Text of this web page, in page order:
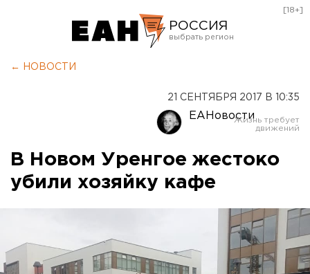
РОССИЯ
Оренбург
[18+]
← НОВОСТИ
21 СЕНТЯБРЯ 2017 В 10:35
ЕАНовости
В Новом Уренгое жестоко
убили хозяйку кафе